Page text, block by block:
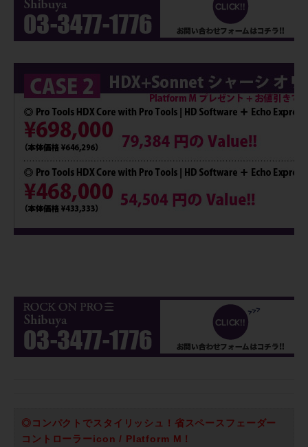
◎コンパクトでスタイリッシュ！省スペースフェーダー
コントローラーicon / Platform M！